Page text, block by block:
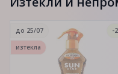
до 25/07
-
изтекла